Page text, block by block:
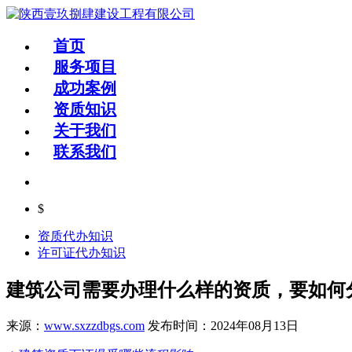
首页
服务项目
成功案例
资质知识
关于我们
联系我们
$
资质代办知识
许可证代办知识
建筑公司需要办理什么样的资质，要如何
来源： www.sxzzdbgs.com 发布时间：2024年08月13日